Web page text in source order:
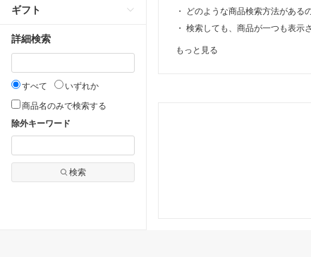
ギフト
詳細検索
すべて
いずれか
商品名のみで検索する
除外キーワード
検索
・
どのような商品検索方法がある
・ 検索しても、商品が一つも表示
もっと見る